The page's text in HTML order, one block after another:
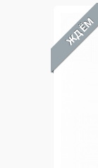
ЖДЁМ